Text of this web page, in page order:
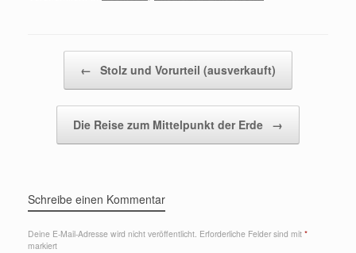
← Stolz und Vorurteil (ausverkauft)
Die Reise zum Mittelpunkt der Erde →
Schreibe einen Kommentar
Deine E-Mail-Adresse wird nicht veröffentlicht. Erforderliche Felder sind mit *
markiert